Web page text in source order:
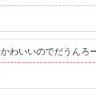
かわいいのでだうんろ